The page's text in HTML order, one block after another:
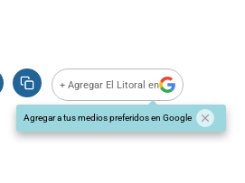
+ Agregar El Litoral en
Agregar a tus medios preferidos en Google